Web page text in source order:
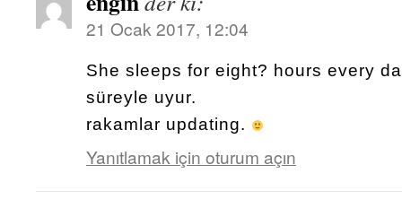
21 Ocak 2017, 12:04
She sleeps for eight? hours every
süreyle uyur.
rakamlar updating.
Yanıtlamak için oturum açın